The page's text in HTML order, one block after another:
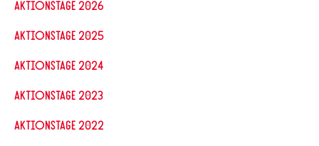
Aktionstage 2026
Aktionstage 2025
Aktionstage 2024
Aktionstage 2023
Aktionstage 2022